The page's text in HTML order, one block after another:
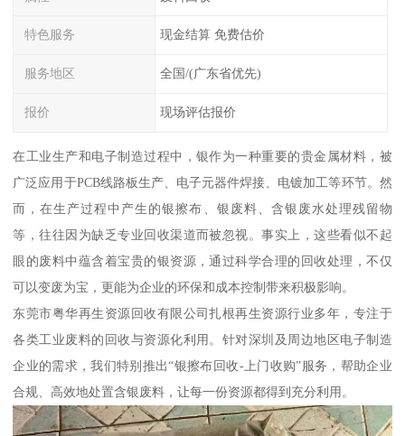
特色服务 现金结算 免费估价
服务地区 全国/(广东省优先)
报价 现场评估报价
在工业生产和电子制造过程中，银作为一种重要的贵金属材料，被
广泛应用于PCB线路板生产、电子元器件焊接、电镀加工等环节。然
而，在生产过程中产生的银擦布、银废料、含银废水处理残留物
等，往往因为缺乏专业回收渠道而被忽视。事实上，这些看似不起
眼的废料中蕴含着宝贵的银资源，通过科学合理的回收处理，不仅
可以变废为宝，更能为企业的环保和成本控制带来积极影响。
东莞市粤华再生资源回收有限公司扎根再生资源行业多年，专注于
各类工业废料的回收与资源化利用。针对深圳及周边地区电子制造
企业的需求，我们特别推出“银擦布回收-上门收购”服务，帮助企业
合规、高效地处置含银废料，让每一份资源都得到充分利用。